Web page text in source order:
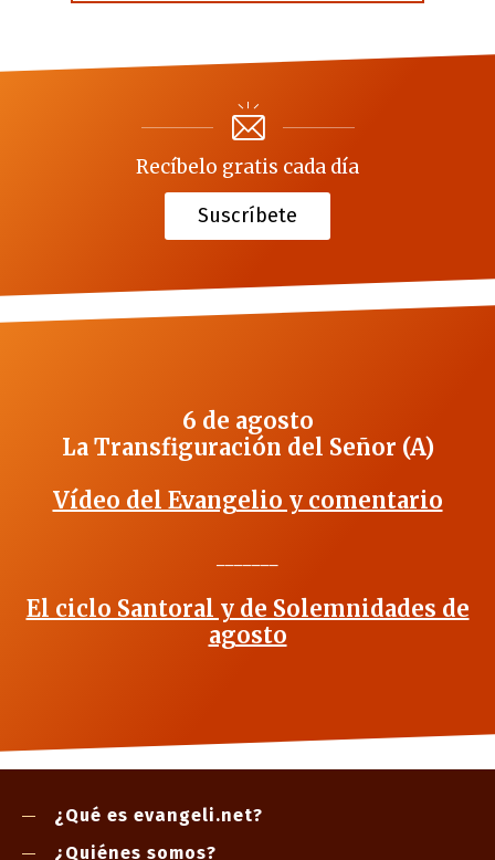
Recíbelo gratis cada día
Suscríbete
6 de agosto
La Transfiguración del Señor (A)
Vídeo del Evangelio y comentario
El ciclo Santoral y de Solemnidades de
agosto
¿Qué es evangeli.net?
¿Quiénes somos?